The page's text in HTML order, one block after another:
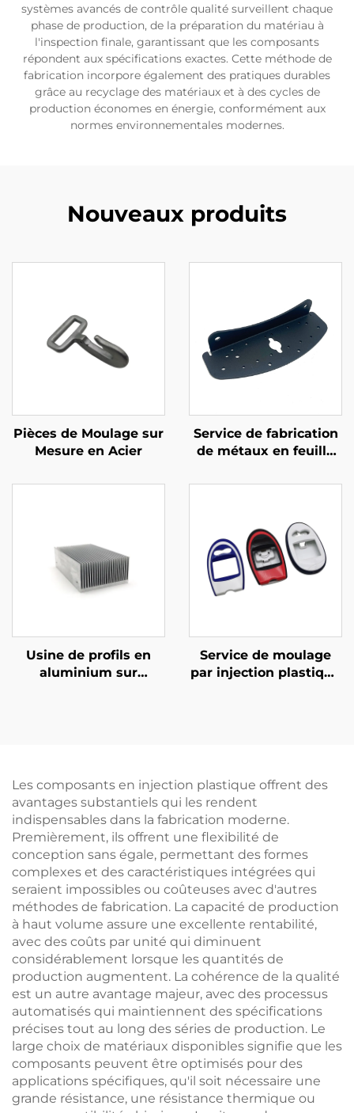
systèmes avancés de contrôle qualité surveillent chaque
phase de production, de la préparation du matériau à
l'inspection finale, garantissant que les composants
répondent aux spécifications exactes. Cette méthode de
fabrication incorpore également des pratiques durables
grâce au recyclage des matériaux et à des cycles de
production économes en énergie, conformément aux
normes environnementales modernes.
Nouveaux produits
Pièces de Moulage sur
Mesure en Acier
Service de fabrication
de métaux en feuille
acier cintrées avec
Usine de profils en
aluminium sur
Service de moulage
par injection plastique
Les composants en injection plastique offrent des
avantages substantiels qui les rendent
indispensables dans la fabrication moderne.
Premièrement, ils offrent une flexibilité de
conception sans égale, permettant des formes
complexes et des caractéristiques intégrées qui
seraient impossibles ou coûteuses avec d'autres
méthodes de fabrication. La capacité de production
à haut volume assure une excellente rentabilité,
avec des coûts par unité qui diminuent
considérablement lorsque les quantités de
production augmentent. La cohérence de la qualité
est un autre avantage majeur, avec des processus
automatisés qui maintiennent des spécifications
précises tout au long des séries de production. Le
large choix de matériaux disponibles signifie que les
composants peuvent être optimisés pour des
applications spécifiques, qu'il soit nécessaire une
grande résistance, une résistance thermique ou